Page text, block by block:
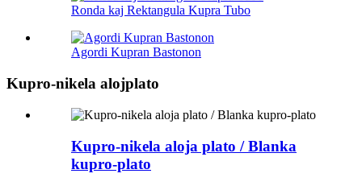
Ronda kaj Rektangula Kupra Tubo
Agordi Kupran Bastonon
Kupro-nikela alojplato
Kupro-nikela aloja plato / Blanka
kupro-plato